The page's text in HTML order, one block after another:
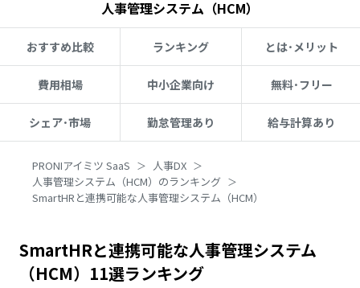
人事管理システム（HCM）
おすすめ比較 ランキング とは･メリット
費用相場 中小企業向け 無料･フリー
シェア･市場 勤怠管理あり 給与計算あり
PRONIアイミツ SaaS
人事DX
人事管理システム（HCM）のランキング
SmartHRと連携可能な人事管理システム（HCM）
SmartHRと連携可能な人事管理システム
（HCM）11選ランキング